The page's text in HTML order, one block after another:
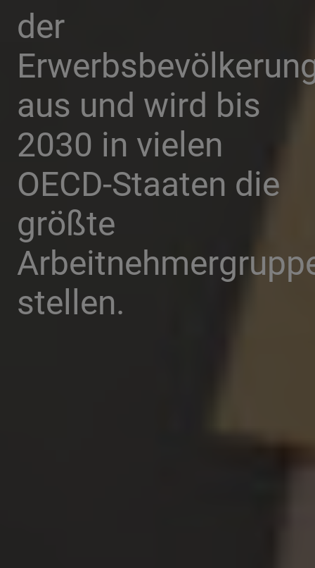
der
aus und wird bis
2030 in vielen
OECD-Staaten die
größte
stellen.